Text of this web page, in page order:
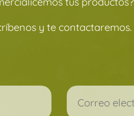
y te contactaremos.